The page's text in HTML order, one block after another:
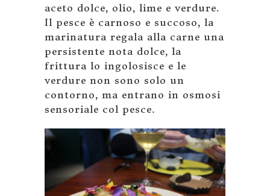
aceto dolce, olio, lime e verdure.
Il pesce è carnoso e succoso, la
marinatura regala alla carne una
persistente nota dolce, la
frittura lo ingolosisce e le
verdure non sono solo un
contorno, ma entrano in osmosi
sensoriale col pesce.